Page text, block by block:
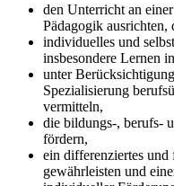
den Unterricht an
Pädagogik
individuelles und
insbesondere Lernen
unter
Spezialisierung
vermitteln,
die bildungs-, berufs-
fördern,
ein differenziertes
gewährleisten und